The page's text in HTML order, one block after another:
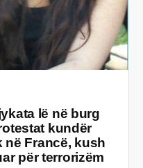
lë në burg
kundër
në Francë, kush
për terrorizëm